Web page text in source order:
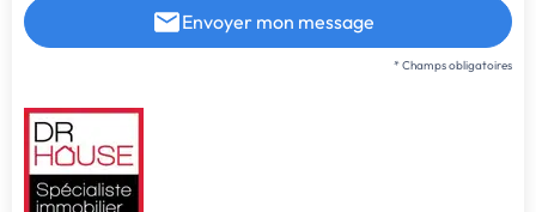
Envoyer mon message
* Champs obligatoires